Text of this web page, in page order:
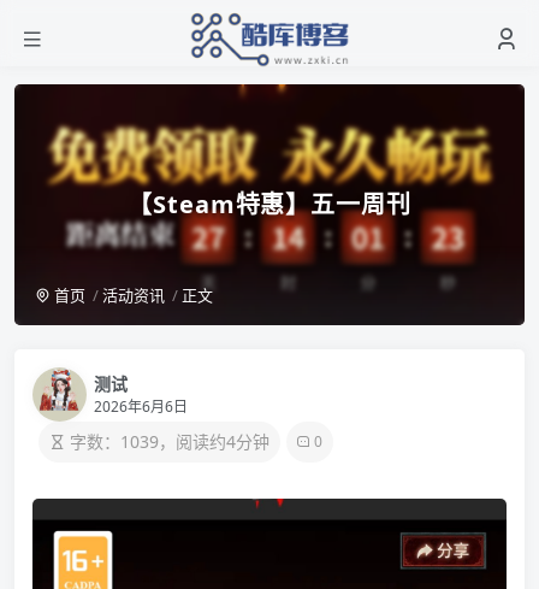
【Steam特惠】五一周刊
首页 活动资讯 正文
测试
2026年6月6日
字数：1039，阅读约4分钟 0